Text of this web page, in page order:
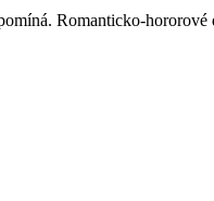
Romanticko-hororové